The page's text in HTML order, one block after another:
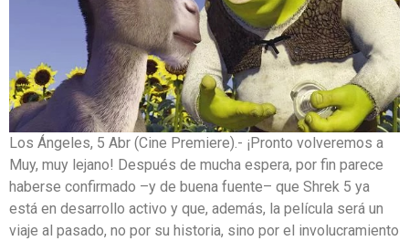
Los Ángeles, 5 Abr (Cine Premiere).- ¡Pronto volveremos a
Muy, muy lejano! Después de mucha espera, por fin parece
haberse confirmado –y de buena fuente– que Shrek 5 ya
está en desarrollo activo y que, además, la película será un
viaje al pasado, no por su historia, sino por el involucramiento